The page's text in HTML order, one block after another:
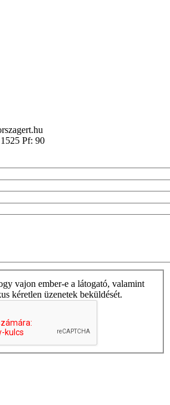
Pf: 90
vajon ember-e a látogató, valamint
kéretlen üzenetek beküldését.